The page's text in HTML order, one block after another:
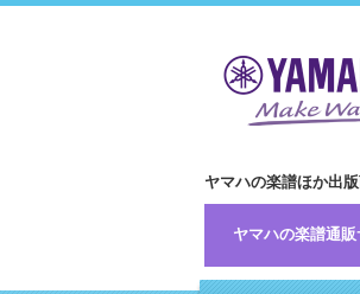
ヤマハの楽譜ほか出
ヤマハの楽譜通販